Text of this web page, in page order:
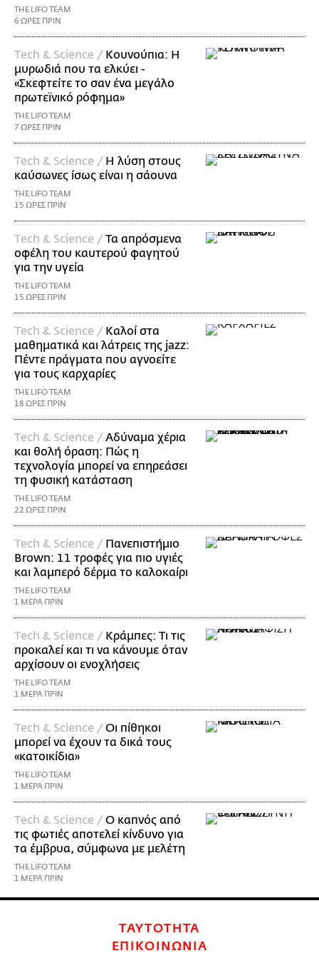
THE LIFO TEAM
6 ΩΡΕΣ ΠΡΙΝ
Τech & Science / Κουνούπια: Η
μυρωδιά που τα ελκύει -
«Σκεφτείτε το σαν ένα μεγάλο
πρωτεϊνικό ρόφημα»
THE LIFO TEAM
7 ΩΡΕΣ ΠΡΙΝ
Τech & Science / Η λύση στους
καύσωνες ίσως είναι η σάουνα
THE LIFO TEAM
15 ΩΡΕΣ ΠΡΙΝ
Τech & Science /Τα απρόσμενα
οφέλη του καυτερού φαγητού
για την υγεία
THE LIFO TEAM
15 ΩΡΕΣ ΠΡΙΝ
Τech & Science / Καλοί στα
μαθηματικά και λάτρεις της jazz:
Πέντε πράγματα που αγνοείτε
για τους καρχαρίες
THE LIFO TEAM
18 ΩΡΕΣ ΠΡΙΝ
Τech & Science /Αδύναμα χέρια
και θολή όραση: Πώς η
τεχνολογία μπορεί να επηρεάσει
τη φυσική κατάσταση
THE LIFO TEAM
22 ΩΡΕΣ ΠΡΙΝ
Τech & Science / Πανεπιστήμιο
Brown: 11 τροφές για πιο υγιές
και λαμπερό δέρμα το καλοκαίρι
THE LIFO TEAM
1 ΜΕΡΑ ΠΡΙΝ
Τech & Science / Κράμπες: Τι τις
προκαλεί και τι να κάνουμε όταν
αρχίσουν οι ενοχλήσεις
THE LIFO TEAM
1 ΜΕΡΑ ΠΡΙΝ
Τech & Science /Οι πίθηκοι
μπορεί να έχουν τα δικά τους
«κατοικίδια»
THE LIFO TEAM
1 ΜΕΡΑ ΠΡΙΝ
Τech & Science /Ο καπνός από
τις φωτιές αποτελεί κίνδυνο για
τα έμβρυα, σύμφωνα με μελέτη
THE LIFO TEAM
1 ΜΕΡΑ ΠΡΙΝ
ΤΑΥΤΟΤΗΤΑ
ΕΠΙΚΟΙΝΩΝΙΑ